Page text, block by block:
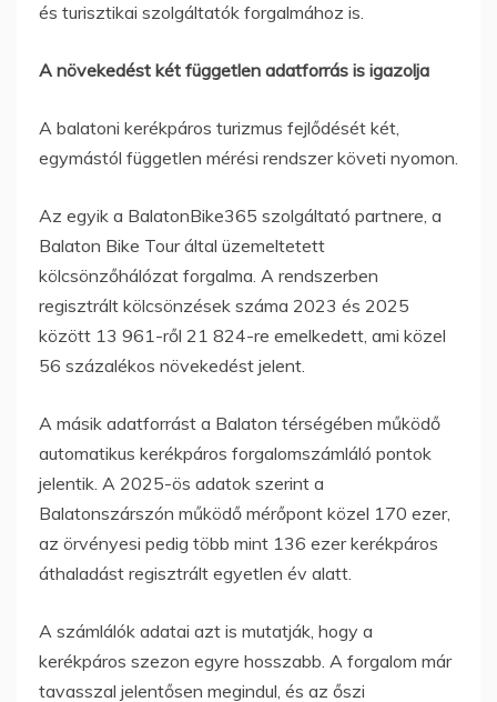
és turisztikai szolgáltatók forgalmához is.
A növekedést két független adatforrás is igazolja
A balatoni kerékpáros turizmus fejlődését két,
egymástól független mérési rendszer követi nyomon.
Az egyik a BalatonBike365 szolgáltató partnere, a
Balaton Bike Tour által üzemeltetett
kölcsönzőhálózat forgalma. A rendszerben
regisztrált kölcsönzések száma 2023 és 2025
között 13 961-ről 21 824-re emelkedett, ami közel
56 százalékos növekedést jelent.
A másik adatforrást a Balaton térségében működő
automatikus kerékpáros forgalomszámláló pontok
jelentik. A 2025-ös adatok szerint a
Balatonszárszón működő mérőpont közel 170 ezer,
az örvényesi pedig több mint 136 ezer kerékpáros
áthaladást regisztrált egyetlen év alatt.
A számlálók adatai azt is mutatják, hogy a
kerékpáros szezon egyre hosszabb. A forgalom már
tavasszal jelentősen megindul, és az őszi